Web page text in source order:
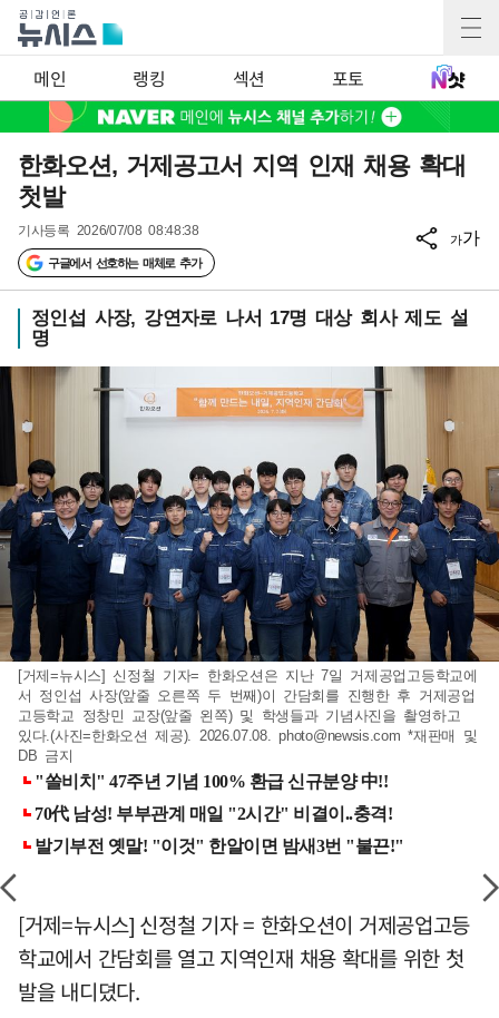
메인 랭킹 섹션 포토
한화오션, 거제공고서 지역 인재 채용 확대
첫발
기사등록 2026/07/08 08:48:38
구글에서 선호하는 매체로 추가
가가
정인섭 사장, 강연자로 나서 17명 대상 회사 제도 설
명
[거제=뉴시스] 신정철 기자= 한화오션은 지난 7일 거제공업고등학교에
서 정인섭 사장(앞줄 오른쪽 두 번째)이 간담회를 진행한 후 거제공업
고등학교 정창민 교장(앞줄 왼쪽) 및 학생들과 기념사진을 촬영하고
있다.(사진=한화오션 제공). 2026.07.08.photo@newsis.com *재판매 및
DB 금지
[거제=뉴시스] 신정철 기자 = 한화오션이 거제공업고등
학교에서 간담회를 열고 지역인재 채용 확대를 위한 첫
발을 내디뎠다.